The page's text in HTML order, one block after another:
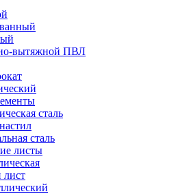
вытяжной ПВЛ
сталь
сталь
листы